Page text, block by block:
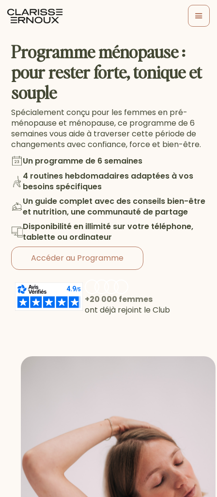
Programme ménopause :
pour rester forte, tonique et
souple
Spécialement conçu pour les femmes en pré-
ménopause et ménopause, ce programme de 6
semaines vous aide à traverser cette période de
changements avec confiance, force et bien-être.
Un programme de 6 semaines
4 routines hebdomadaires adaptées à vos
besoins spécifiques
Un guide complet avec des conseils bien-être
et nutrition, une communauté de partage
Disponibilité en illimité sur votre téléphone,
tablette ou ordinateur
Accéder au Programme
+20 000 femmes
ont déjà rejoint le Club